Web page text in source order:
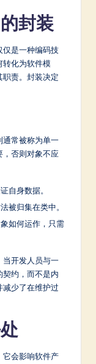
封装
仅是一种编码技
转化为软件模
责。封装决定
通常被称为单一
，否则对象不应
自身数据。
被归集在类中。
如何运作，只需
当开发人员与一
约，而不是内
减少了在维护过
它会影响软件产